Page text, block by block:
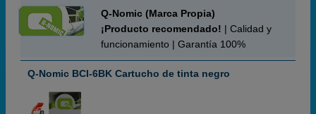
Q-Nomic (Marca Propia)
¡Producto recomendado! | Calidad y
funcionamiento | Garantía 100%
Q-Nomic BCI-6BK Cartucho de tinta negro